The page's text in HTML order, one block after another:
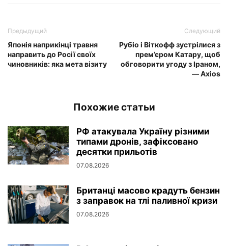
Предыдущий
Японія наприкінці травня
направить до Росії своїх
чиновників: яка мета візиту
Следующий
Рубіо і Віткофф зустрілися з
прем’єром Катару, щоб
обговорити угоду з Іраном,
— Axios
Похожие статьи
РФ атакувала Україну різними
типами дронів, зафіксовано
десятки прильотів
07.08.2026
Британці масово крадуть бензин
з заправок на тлі паливної кризи
07.08.2026